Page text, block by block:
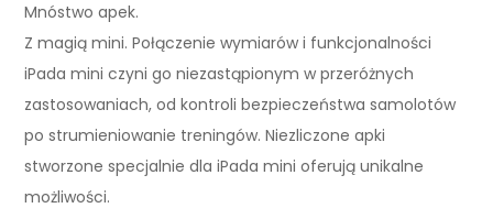
Mnóstwo apek.
Z magią mini. Połączenie wymiarów i funkcjonalności
iPada mini czyni go niezastąpionym w przeróżnych
zastosowaniach, od kontroli bezpieczeństwa samolotów
po strumieniowanie treningów. Niezliczone apki
stworzone specjalnie dla iPada mini oferują unikalne
możliwości.